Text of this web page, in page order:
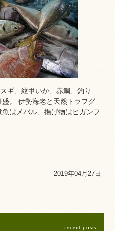
ギ、紋甲いか、赤鯛、釣り
。 伊勢海老と天然トラフグ
はメバル、揚げ物はヒガンフ
2019年04月27日
recent posts